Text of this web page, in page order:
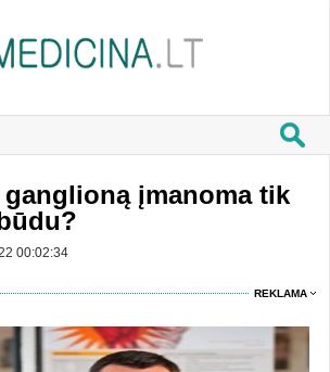
įmanoma tik
00:02:34
REKLAMA